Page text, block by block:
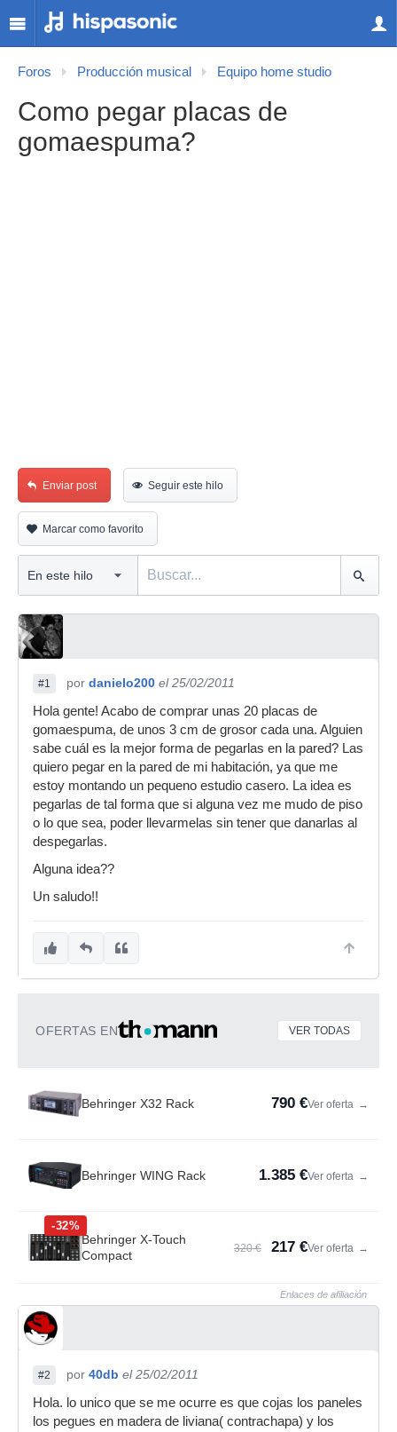
Foros Producción musical Equipo home studio
Como pegar placas de
gomaespuma?
Enviar post Seguir este hilo
Marcar como favorito
#1 por danielo200 el 25/02/2011
Hola gente! Acabo de comprar unas 20 placas de
gomaespuma, de unos 3 cm de grosor cada una. Alguien
sabe cuál es la mejor forma de pegarlas en la pared? Las
quiero pegar en la pared de mi habitación, ya que me
estoy montando un pequeno estudio casero. La idea es
pegarlas de tal forma que si alguna vez me mudo de piso
o lo que sea, poder llevarmelas sin tener que danarlas al
despegarlas.
Alguna idea??
Un saludo!!
OFERTAS EN VER TODAS
Behringer X32 Rack 790 €Ver oferta →
Behringer WING Rack 1.385 €Ver oferta →
-32%
Behringer X-Touch
Compact
320 € 217 €Ver oferta →
Enlaces de afiliación
#2 por 40db el 25/02/2011
Hola. lo unico que se me ocurre es que cojas los paneles
los pegues en madera de liviana( contrachapa) y los